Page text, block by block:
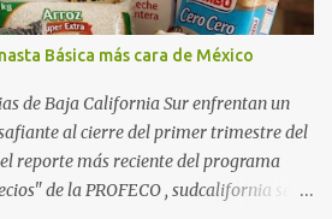
Le siguen destinos
Los Cabos: 72% promedio (esperando
La Paz: 66%. Loreto: 58%. Mulegé:
de diversificación. Ya no solo
sino por la aut...
Básica más cara de México
de Baja California Sur enfrentan un
al cierre del primer trimestre del
reporte más reciente del programa
de la PROFECO , sudcalifornia se